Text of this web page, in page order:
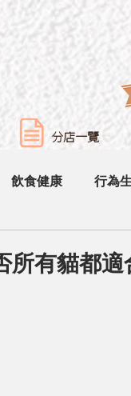
分店一覽
飲食健康 行為
有貓都適